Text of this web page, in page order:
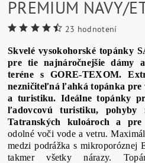
PREMIUM NAVY/
23 hodnotení
Skvelé vysokohorské topánky
pre tie najnáročnejšie dámy
teréne s GORE-TEXOM.
nezničiteľná ľahká topánka pre
a turistiku. Ideálne topánky
ľadovcovú turistiku, pohyby
Tatranských kuloároch a pre
odolné voči vode a vetru.
medzi podrážka s mikroporóznej
takmer všetky nárazy.